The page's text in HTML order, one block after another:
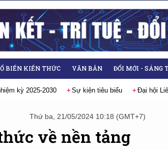
BIẾN KIẾN THỨC VĂN BẢN ĐỔI MỚI - SÁNG
Đại hội Liên hiệp các Hội Khoa học và Kỹ thuật
Thứ ba, 21/05/2024 10:18 (GMT+7)
về nền tảng